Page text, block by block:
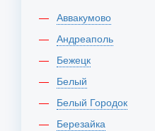
Аввакумово
Андреаполь
Бежецк
Белый
Белый Городок
Березайка